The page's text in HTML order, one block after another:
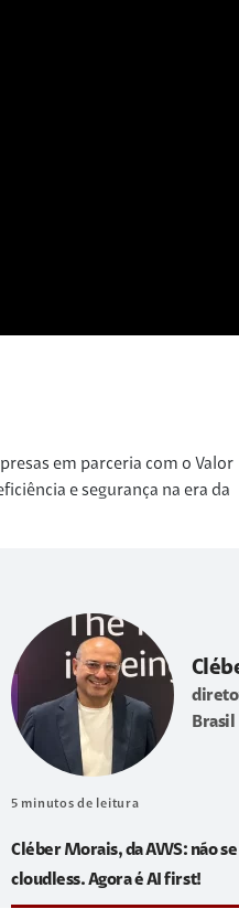
em parceria com o Valor
e segurança na era da
Brasil
5 minutos de leitura
Cléber Morais, da AWS: não
cloudless. Agora é AI first!